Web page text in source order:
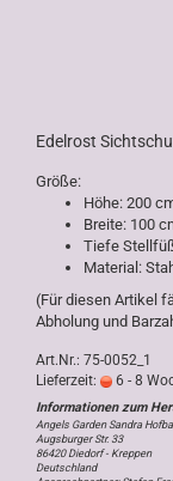
Edelrost
Größe:
Höhe: 200
Breite: 100
Tiefe
Material:
(Für diesen Artikel
Abholung und
Art.Nr.: 75-0052_1
Lieferzeit:
6 - 8
Angels Garden Sandra
Augsburger Str. 33
86420 Diedorf - Kreppen
Deutschland